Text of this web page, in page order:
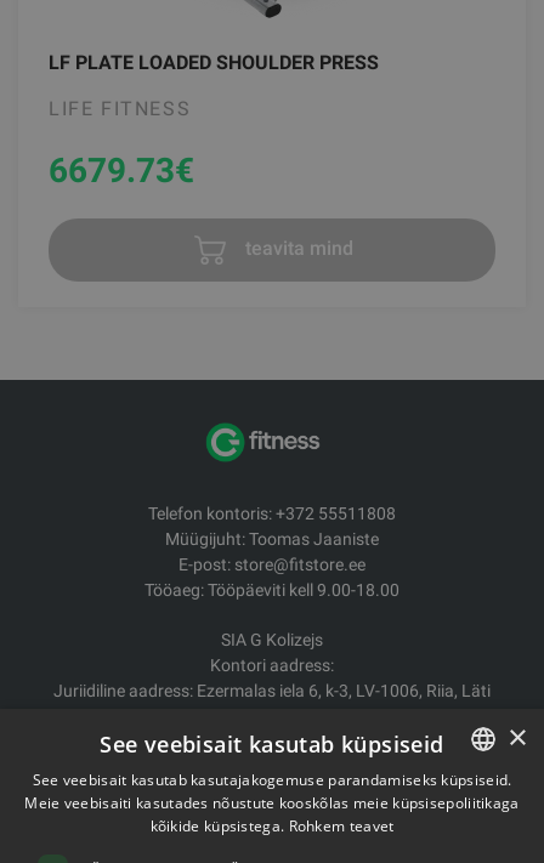
LF PLATE LOADED SHOULDER PRESS
LIFE FITNESS
6679.73€
teavita mind
Telefon kontoris: +372 55511808
Müügijuht: Toomas Jaaniste
E-post: store@fitstore.ee
Tööaeg: Tööpäeviti kell 9.00-18.00
SIA G Kolizejs
Kontori aadress:
Juriidiline aadress: Ezermalas iela 6, k-3, LV-1006, Riia, Läti
A/S SEB Banka LV92UNLA0004007467819
Kauba tarne/Tagastamine
Makse
ESTONIAN
×
See veebisait kasutab küpsiseid
See veebisait kasutab kasutajakogemuse parandamiseks küpsiseid.
Meie veebisaiti kasutades nõustute kooskõlas meie küpsisepoliitikaga
kõikide küpsistega. Rohkem teavet